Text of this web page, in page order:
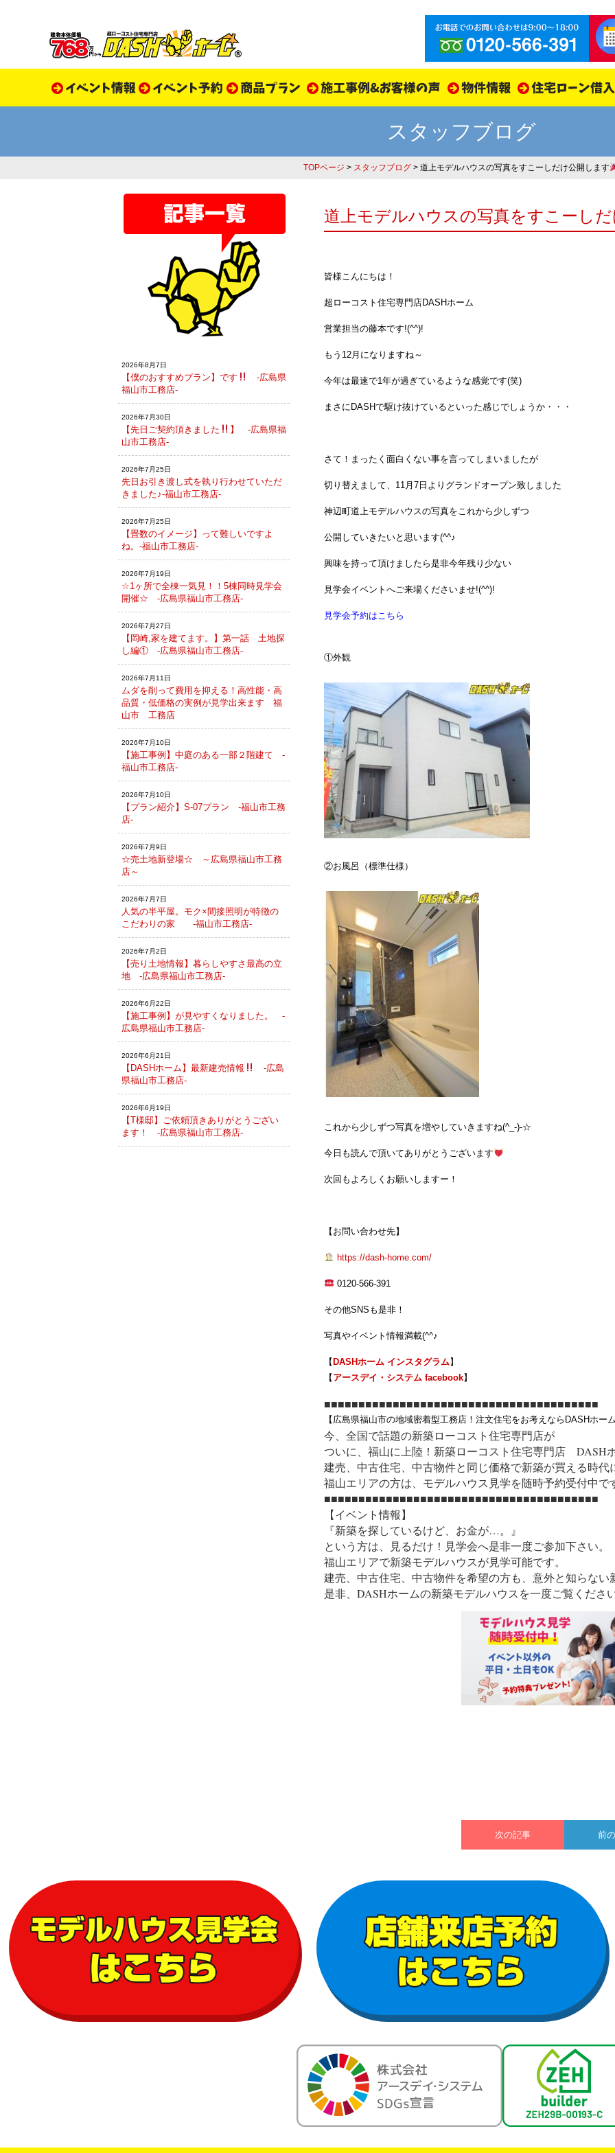
スタッフブログ
TOPページ > スタッフブログ > 道上モデルハウスの写真をすこーしだけ公開します
道上モデルハウスの写真をすこーし
皆様こんにちは！
超ローコスト住宅専門店DASHホーム
営業担当の藤本です!(^^)!
もう12月になりますね～
今年は最速で1年が過ぎているような感覚です(笑)
まさにDASHで駆け抜けているといった感じでしょうか・・・
さて！まったく面白くない事を言ってしまいましたが
切り替えまして、11月7日よりグランドオープン致しました
神辺町道上モデルハウスの写真をこれから少しずつ
公開していきたいと思います(^^♪
興味を持って頂けましたら是非今年残り少ない
見学会イベントへご来場くださいませ!(^^)!
見学会予約はこちら
①外観
②お風呂（標準仕様）
これから少しずつ写真を増やしていきますね(^_-)-☆
今日も読んで頂いてありがとうございます
次回もよろしくお願いしますー！
【お問い合わせ先】
https://dash-home.com/
0120-566-391
その他SNSも是非！
写真やイベント情報満載(^^♪
【DASHホーム インスタグラム】
【アースデイ・システム facebook】
■■■■■■■■■■■■■■■■■■■■■■■■■■■■■■■■■■■■■■■■
【広島県福山市の地域密着型工務店！注文住宅をお考えならDASHホーム
今、全国で話題の新築ローコスト住宅専門店が
ついに、福山に上陸！新築ローコスト住宅専門店 DASH
建売、中古住宅、中古物件と同じ価格で新築が買える時代
福山エリアの方は、モデルハウス見学を随時予約受付中で
■■■■■■■■■■■■■■■■■■■■■■■■■■■■■■■■■■■■■■■■
【イベント情報】
『新築を探しているけど、お金が…。』
という方は、見るだけ！見学会へ是非一度ご参加下さい。
福山エリアで新築モデルハウスが見学可能です。
建売、中古住宅、中古物件を希望の方も、意外と知らない
是非、DASHホームの新築モデルハウスを一度ご覧くださ
次の記事 前
2026年8月7日
【僕のおすすめプラン】です
-広島県
福山市工務店-
2026年7月30日
【先日ご契約頂きました
】 -広島県福
山市工務店-
2026年7月25日
先日お引き渡し式を執り行わせていただ
きました♪-福山市工務店-
2026年7月25日
【畳数のイメージ】って難しいですよ
ね。-福山市工務店-
2026年7月19日
☆1ヶ所で全棟一気見！！5棟同時見学会
開催☆ -広島県福山市工務店-
2026年7月27日
【岡崎,家を建てます。】第一話 土地探
し編① -広島県福山市工務店-
2026年7月11日
ムダを削って費用を抑える！高性能・高
品質・低価格の実例が見学出来ます 福
山市 工務店
2026年7月10日
【施工事例】中庭のある一部２階建て -
福山市工務店-
2026年7月10日
【プラン紹介】S-07プラン -福山市工務
店-
2026年7月9日
☆売土地新登場☆ ～広島県福山市工務
店～
2026年7月7日
人気の半平屋。モク×間接照明が特徴の
こだわりの家 -福山市工務店-
2026年7月2日
【売り土地情報】暮らしやすさ最高の立
地 -広島県福山市工務店-
2026年6月22日
【施工事例】が見やすくなりました。 -
広島県福山市工務店-
2026年6月21日
【DASHホーム】最新建売情報
-広島
県福山市工務店-
2026年6月19日
【T様邸】ご依頼頂きありがとうござい
ます！ -広島県福山市工務店-